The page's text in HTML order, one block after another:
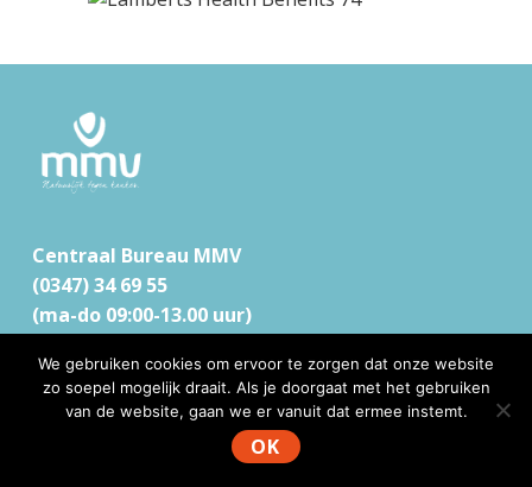
Centraal Bureau MMV
(0347) 34 69 55
(ma-do 09:00-13.00 uur)
We gebruiken cookies om ervoor te zorgen dat onze website
zo soepel mogelijk draait. Als je doorgaat met het gebruiken
van de website, gaan we er vanuit dat ermee instemt.
OK